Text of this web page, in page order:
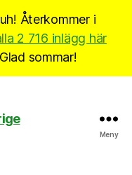
Återkommer i
2 716 inlägg här
sommar!
Meny